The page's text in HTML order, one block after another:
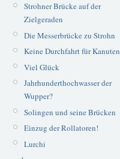
Strohner Brücke auf der
Zielgeraden
Die Messerbrücke zu Strohn
Keine Durchfahrt für Kanuten
Viel Glück
Jahrhunderthochwasser der
Wupper?
Solingen und seine Brücken
Einzug der Rollatoren!
Lurchi